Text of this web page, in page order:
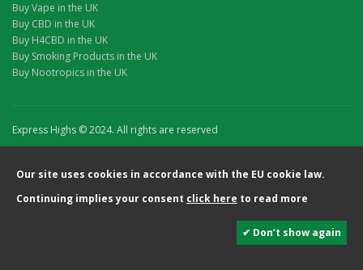
Buy Vape in the UK
Buy CBD in the UK
Buy H4CBD in the UK
Buy Smoking Products in the UK
Buy Nootropics in the UK
Express Highs © 2024. All rights are reserved
Our site uses cookies in accordance with the EU cookie law.
Continuing implies your consent click here to read more
✔ Don’t show again